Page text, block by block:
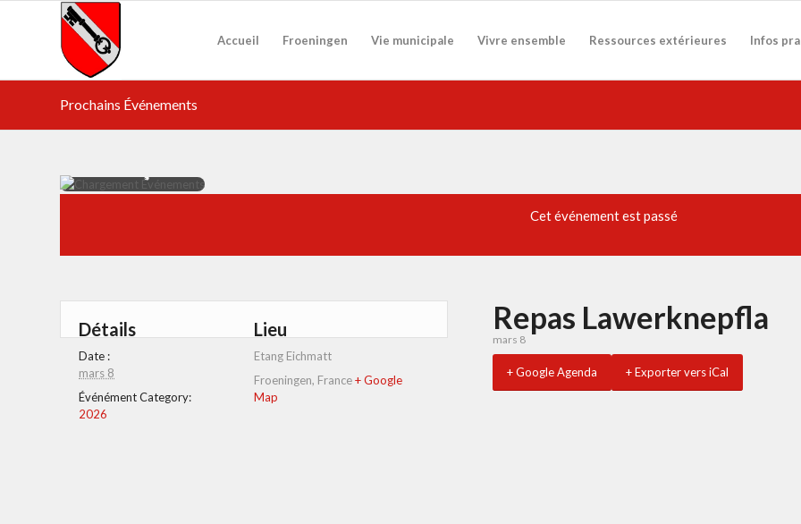
Accueil Froeningen Vie municipale Vivre ensemble Ressources extérieures Infos
Prochains Événements
Cet événement est passé
Repas Lawerknepfla
mars 8
+ Google Agenda + Exporter vers iCal
Détails
Date :
mars 8
Événément Category:
2026
Lieu
Etang Eichmatt
Froeningen, France+ Google
Map